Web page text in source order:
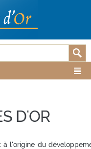
D'OR
l’origine du